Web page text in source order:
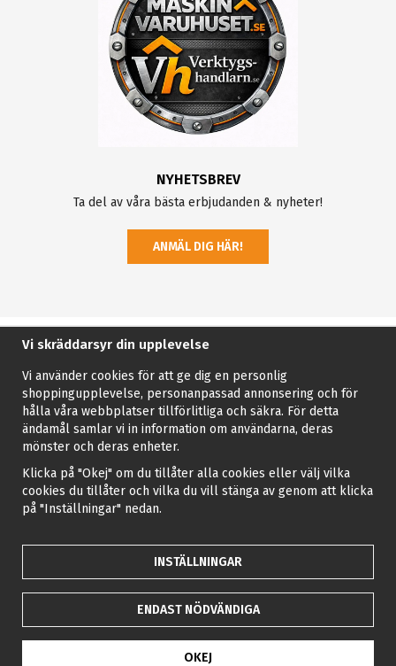
NYHETSBREV
Ta del av våra bästa erbjudanden & nyheter!
ANMÄL DIG HÄR!
Vi skräddarsyr din upplevelse
Vi använder cookies för att ge dig en personlig
shoppingupplevelse, personanpassad annonsering och för
hålla våra webbplatser tillförlitliga och säkra. För detta
ändamål samlar vi in information om användarna, deras
mönster och deras enheter.
Klicka på "Okej" om du tillåter alla cookies eller välj vilka
cookies du tillåter och vilka du vill stänga av genom att klicka
på "Inställningar" nedan.
INSTÄLLNINGAR
ENDAST NÖDVÄNDIGA
OKEJ